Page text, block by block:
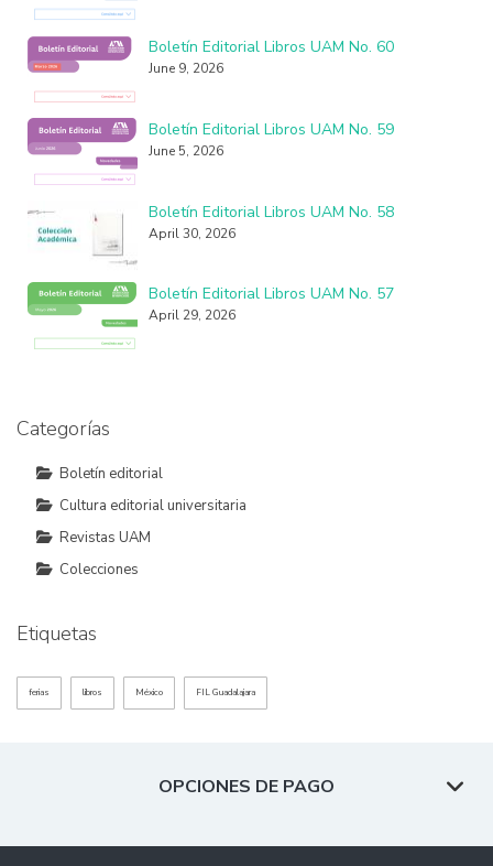
Boletín Editorial Libros UAM No. 60
June 9, 2026
Boletín Editorial Libros UAM No. 59
June 5, 2026
Boletín Editorial Libros UAM No. 58
April 30, 2026
Boletín Editorial Libros UAM No. 57
April 29, 2026
Categorías
Boletín editorial
Cultura editorial universitaria
Revistas UAM
Colecciones
Etiquetas
ferias libros México FIL Guadalajara
OPCIONES DE PAGO